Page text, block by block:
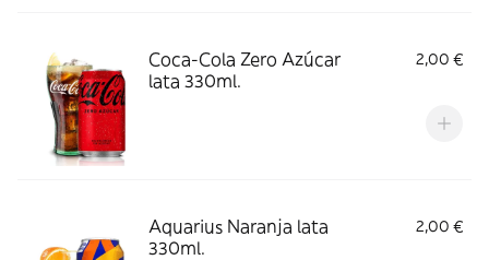
Coca-Cola Zero Azúcar
lata 330ml.
2,00 €
Aquarius Naranja lata
330ml.
2,00 €